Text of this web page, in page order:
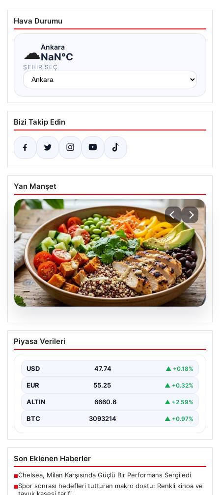
Hava Durumu
☁Ankara
NaN°C
ŞEHIR SEÇ
Bizi Takip Edin
Yan Manşet
07.08.2026
Spor sonrası hedefleri tutturan makro
dostu: Renkli kinoa ve tavuk kasesi
Piyasa Verileri
USD 47.74 ▲ +0.18%
EUR 55.25 ▲ +0.32%
ALTIN 6660.6 ▲ +2.59%
BTC 3093214 ▲ +0.97%
Son Eklenen Haberler
■Chelsea, Milan Karşısında Güçlü Bir Performans Sergiledi
■Spor sonrası hedefleri tutturan makro dostu: Renkli kinoa ve